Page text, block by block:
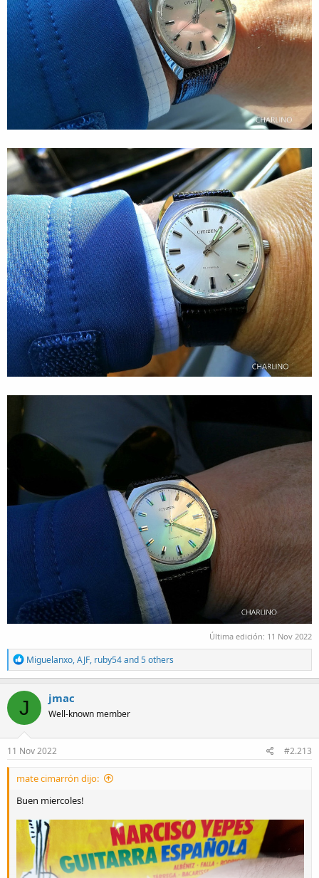
Última edición: 11 Nov 2022
R
e
a
c
t
i
o
n
s
Miguelanxo,AJF, ruby54and 5 others
J jmac
Well-known member
11 Nov 2022 #2.213
mate cimarrón dijo:
Buen miercoles!